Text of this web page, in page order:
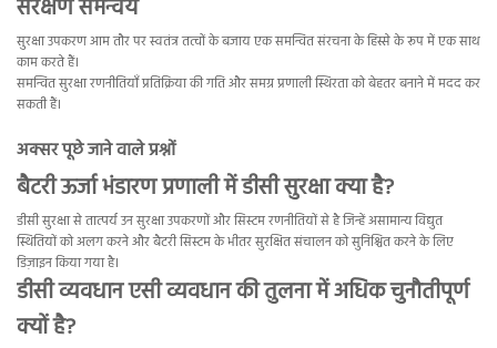
संरक्षण समन्वय
सुरक्षा उपकरण आम तौर पर स्वतंत्र तत्वों के बजाय एक समन्वित संरचना के हिस्से के रूप में एक साथ
काम करते हैं।
समन्वित सुरक्षा रणनीतियाँ प्रतिक्रिया की गति और समग्र प्रणाली स्थिरता को बेहतर बनाने में मदद कर
सकती हैं।
अक्सर पूछे जाने वाले प्रश्नों
बैटरी ऊर्जा भंडारण प्रणाली में डीसी सुरक्षा क्या है?
डीसी सुरक्षा से तात्पर्य उन सुरक्षा उपकरणों और सिस्टम रणनीतियों से है जिन्हें असामान्य विद्युत
स्थितियों को अलग करने और बैटरी सिस्टम के भीतर सुरक्षित संचालन को सुनिश्चित करने के लिए
डिज़ाइन किया गया है।
डीसी व्यवधान एसी व्यवधान की तुलना में अधिक चुनौतीपूर्ण
क्यों है?